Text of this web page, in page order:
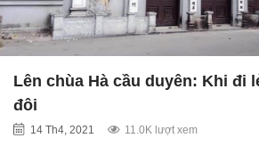
Lên chùa Hà cầu duyên: Khi đi
đôi
14 Th4, 2021 11.0K lượt xem